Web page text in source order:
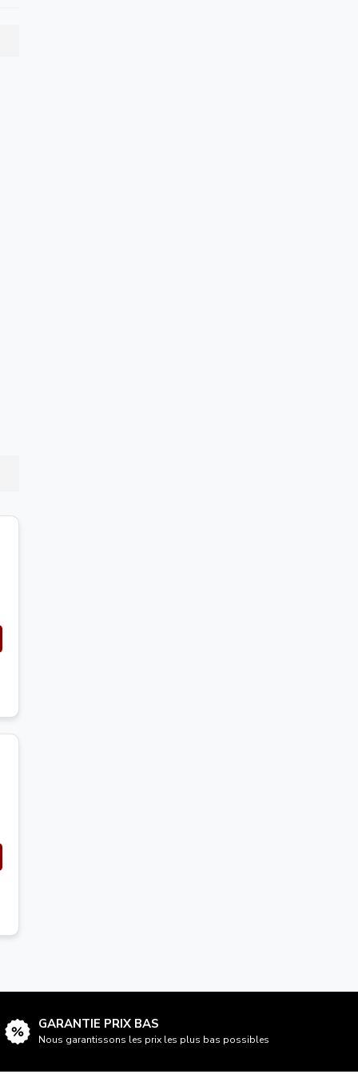
GARANTIE PRIX BAS
Nous garantissons les prix les plus bas possibles